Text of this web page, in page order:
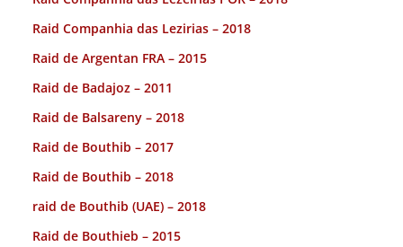
Raid Companhia das Lezirias – 2018
Raid de Argentan FRA – 2015
Raid de Badajoz – 2011
Raid de Balsareny – 2018
Raid de Bouthib – 2017
Raid de Bouthib – 2018
raid de Bouthib (UAE) – 2018
Raid de Bouthieb – 2015